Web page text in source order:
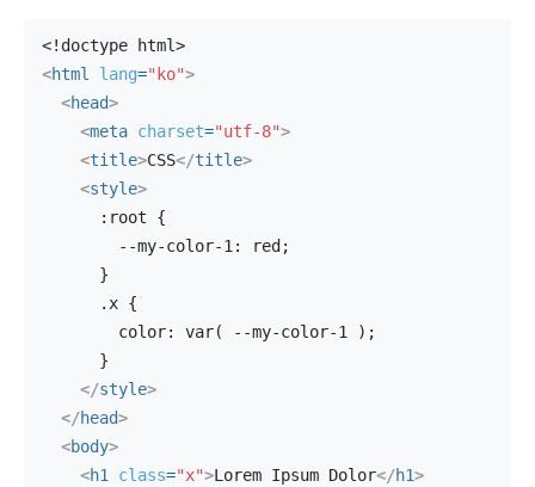
<!doctype html>
<html lang="ko">
<head>
<meta charset="utf-8">
<title>CSS</title>
<style>
      :root {
        --my-color-1: red;
      }
      .x {
        color: var( --my-color-1 );
      }
</style>
</head>
<body>
<h1 class="x">Lorem Ipsum Dolor</h1>